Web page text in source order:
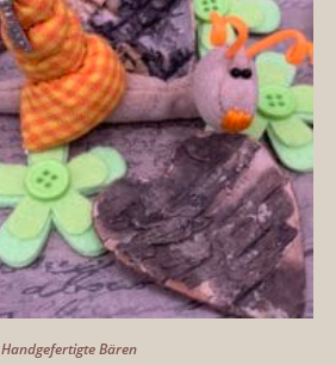
Handgefertigte Bären